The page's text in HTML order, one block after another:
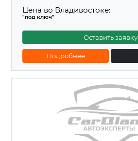
Цена во Владивостоке:
"под ключ"
Оставить заявку
Подробнее